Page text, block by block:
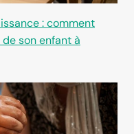
: comment
son enfant à